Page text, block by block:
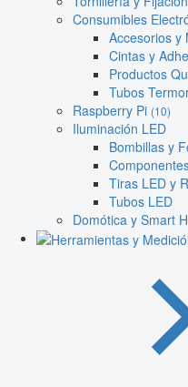
Consumibles
Accesorios y
Cintas y
Productos
Tubos
Raspberry Pi (10)
Iluminación LED
Bombillas y
Tiras LED y
Tubos LED
Domótica y Smart